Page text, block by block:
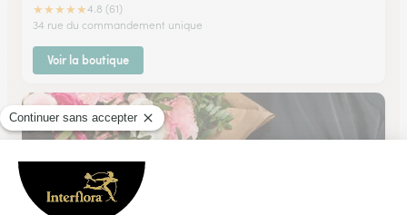
★★★★★4.8 (61)
34 rue du commandement unique
Voir la boutique